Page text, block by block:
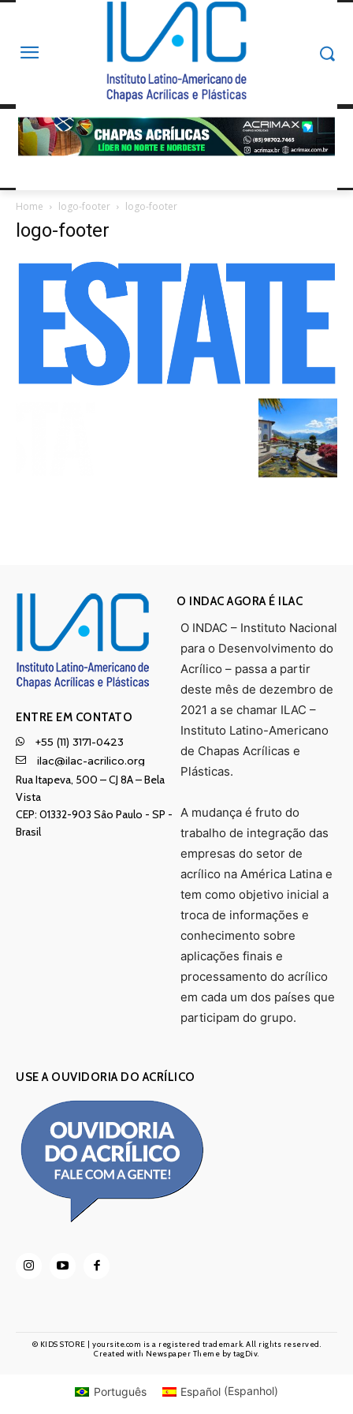
Home logo-footer logo-footer
logo-footer
ENTRE EM CONTATO
+55 (11) 3171-0423
ilac@ilac-acrilico.org
Rua Itapeva, 500 – CJ 8A – Bela
Vista
CEP: 01332-903 Sâo Paulo - SP -
Brasil
O INDAC AGORA É ILAC
O INDAC – Instituto Nacional
para o Desenvolvimento do
Acrílico – passa a partir
deste mês de dezembro de
2021 a se chamar ILAC –
Instituto Latino-Americano
de Chapas Acrílicas e
Plásticas.
A mudança é fruto do
trabalho de integração das
empresas do setor de
acrílico na América Latina e
tem como objetivo inicial a
troca de informações e
conhecimento sobre
aplicações finais e
processamento do acrílico
em cada um dos países que
participam do grupo.
USE A OUVIDORIA DO ACRÍLICO
© KIDS STORE | yoursite.com is a registered trademark. All rights reserved.
Created with Newspaper Theme by tagDiv.
Português Español (Espanhol)